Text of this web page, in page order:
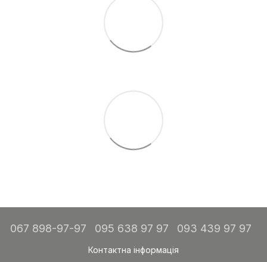
067 898-97-97 095 638 97 97 093 439 97 97
Контактна інформація